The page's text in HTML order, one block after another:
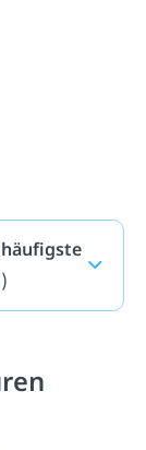
häufigste